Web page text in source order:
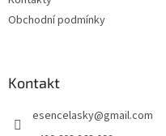
Obchodní podmínky
Kontakt
esencelasky@gmail.com